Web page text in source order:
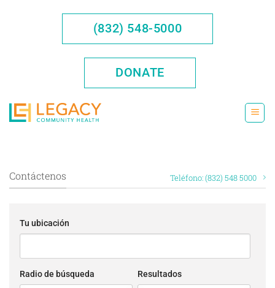
(832) 548-5000
DONATE
Contáctenos Teléfono: (832) 548 5000
Tu ubicación
Radio de búsqueda Resultados